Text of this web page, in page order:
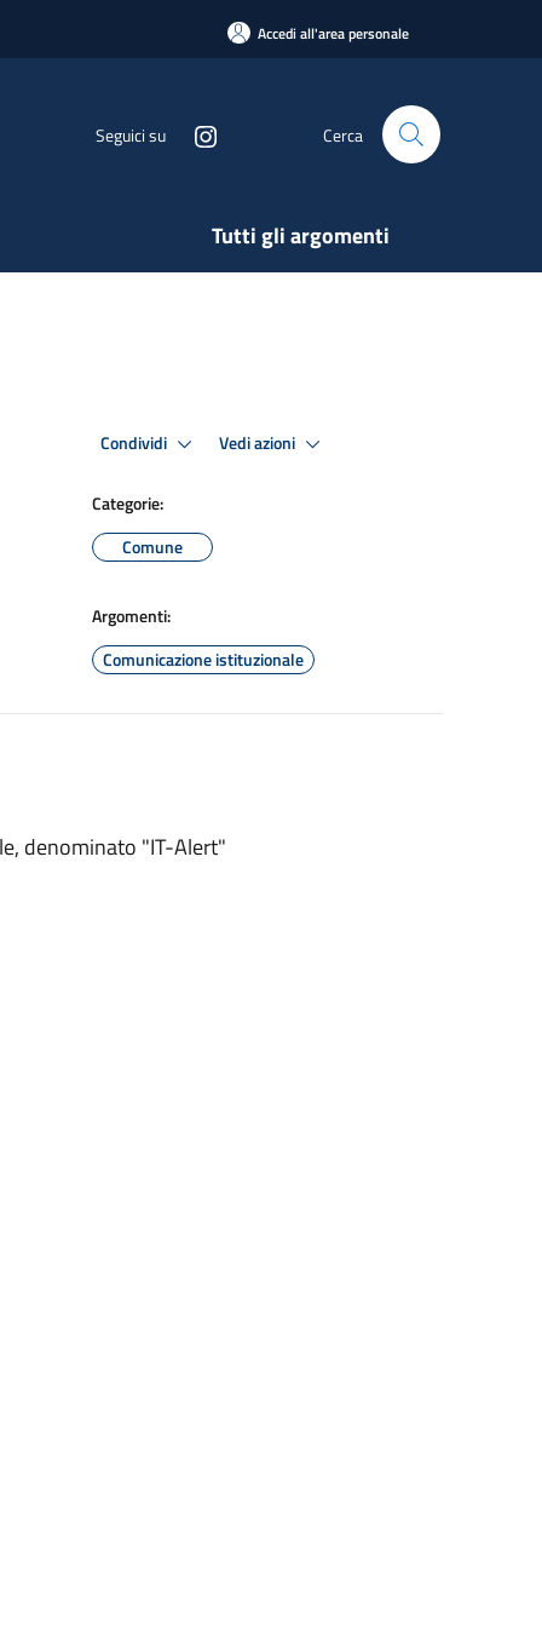
Accedi all'area personale
Seguici su Cerca
Tutti gli argomenti
Condividi Vedi azioni
Categorie:
Comune
Argomenti:
Comunicazione istituzionale
denominato "IT-Alert"